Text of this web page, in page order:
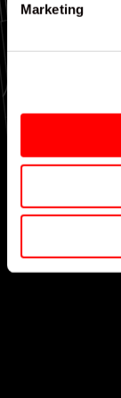
Marketing